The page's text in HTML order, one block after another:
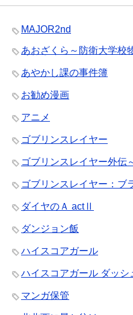
MAJOR2nd
あおざくら～防衛大学校
あやかし課の事件簿
お勧め漫画
アニメ
ゴブリンスレイヤー
ゴブリンスレイヤー外伝
ゴブリンスレイヤー：ブ
ダイヤのＡ actⅡ
ダンジョン飯
ハイスコアガール
ハイスコアガール ダッシ
マンガ保管